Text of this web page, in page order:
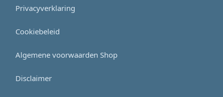
Privacyverklaring
Cookiebeleid
Algemene voorwaarden Shop
Disclaimer